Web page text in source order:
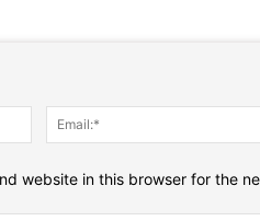
Name:*
website in this browser for the